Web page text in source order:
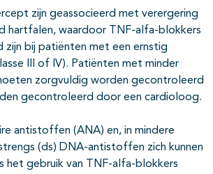
zijn geassocieerd met verergering
hartfalen, waardoor TNF-alfa-blokkers
zijn bij patiënten met een ernstig
III of IV). Patiënten met minder
zorgvuldig worden gecontroleerd
gecontroleerd door een cardioloog.
antistoffen (ANA) en, in mindere
(ds) DNA-antistoffen zich kunnen
het gebruik van TNF-alfa-blokkers